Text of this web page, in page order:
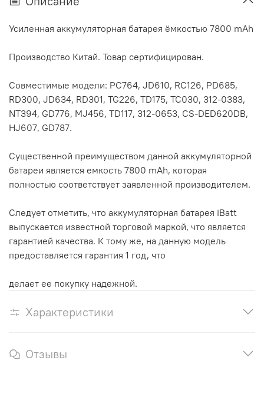
Усиленная аккумуляторная батарея ёмкостью 7800 mAh
Производство Китай. Товар сертифицирован.
Совместимые модели: PC764, JD610, RC126, PD685,
RD300, JD634, RD301, TG226, TD175, TC030, 312-0383,
NT394, GD776, MJ456, TD117, 312-0653, CS-DED620DB,
HJ607, GD787.
Существенной преимуществом данной аккумуляторной
батареи является емкость 7800 mAh, которая
полностью соответствует заявленной производителем.
Следует отметить, что аккумуляторная батарея iBatt
выпускается известной торговой маркой, что является
гарантией качества. К тому же, на данную модель
предоставляется гарантия 1 год, что
делает ее покупку надежной.
Характеристики
Отзывы